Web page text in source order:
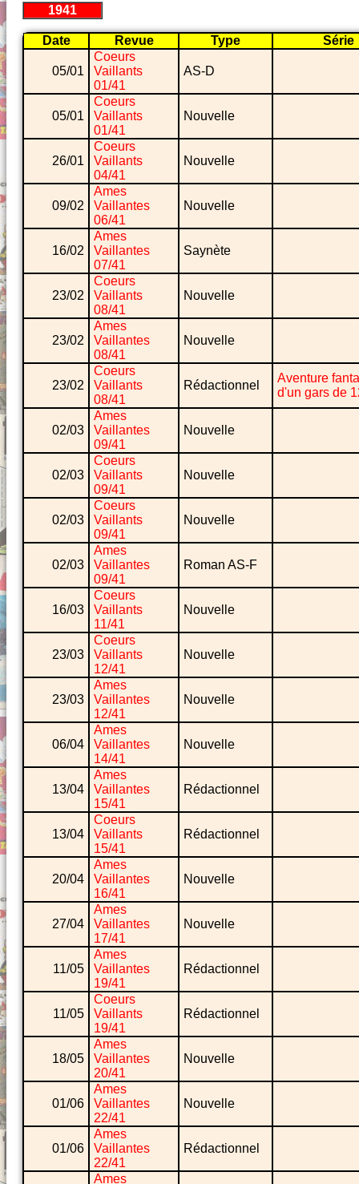
1941
Date Revue Type Série
05/01
Coeurs
Vaillants
01/41
AS-D
05/01
Coeurs
Vaillants
01/41
Nouvelle
26/01
Coeurs
Vaillants
04/41
Nouvelle
09/02
Ames
Vaillantes
06/41
Nouvelle
16/02
Ames
Vaillantes
07/41
Saynète
23/02
Coeurs
Vaillants
08/41
Nouvelle
23/02
Ames
Vaillantes
08/41
Nouvelle
23/02
Coeurs
Vaillants
08/41
Rédactionnel
Aventure
d'un gars de
02/03
Ames
Vaillantes
09/41
Nouvelle
02/03
Coeurs
Vaillants
09/41
Nouvelle
02/03
Coeurs
Vaillants
09/41
Nouvelle
02/03
Ames
Vaillantes
09/41
Roman AS-F
16/03
Coeurs
Vaillants
11/41
Nouvelle
23/03
Coeurs
Vaillants
12/41
Nouvelle
23/03
Ames
Vaillantes
12/41
Nouvelle
06/04
Ames
Vaillantes
14/41
Nouvelle
13/04
Ames
Vaillantes
15/41
Rédactionnel
13/04
Coeurs
Vaillants
15/41
Rédactionnel
20/04
Ames
Vaillantes
16/41
Nouvelle
27/04
Ames
Vaillantes
17/41
Nouvelle
11/05
Ames
Vaillantes
19/41
Rédactionnel
11/05
Coeurs
Vaillants
19/41
Rédactionnel
18/05
Ames
Vaillantes
20/41
Nouvelle
01/06
Ames
Vaillantes
22/41
Nouvelle
01/06
Ames
Vaillantes
22/41
Rédactionnel
Ames